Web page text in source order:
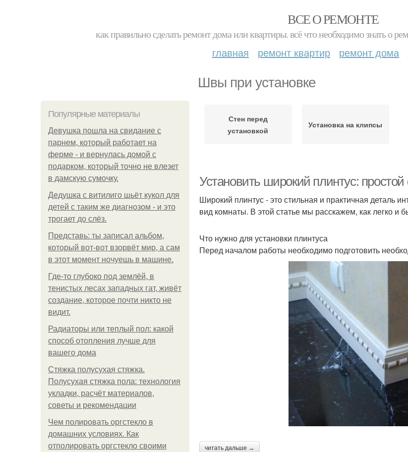
ВСЕ О РЕМОНТЕ
как правильно сделать ремонт дома или квартиры. всё что необходимо знать о
главная ремонт квартир ремонт дома
Швы при установке
Популярные материалы
Девушка пошла на свидание с
парнем, который работает на
ферме - и вернулась домой с
подарком, который точно не влезет
в дамскую сумочку.
Дедушка с витилиго шьёт кукол для
детей с таким же диагнозом - и это
трогает до слёз.
Представь: ты записал альбом,
который вот-вот взорвёт мир, а сам
в этот момент ночуешь в машине.
Где-то глубоко под землёй, в
тенистых лесах западных гат, живёт
создание, которое почти никто не
видит.
Радиаторы или теплый пол: какой
способ отопления лучше для
вашего дома
Стяжка полусухая стяжка.
Полусухая стяжка пола: технология
укладки, расчёт материалов,
советы и рекомендации
Чем полировать оргстекло в
домашних условиях. Как
отполировать оргстекло своими
Стен перед
установкой
Установка на клипсы
Установить широкий плинтус:
Широкий плинтус - это стильная и практичная деталь
вид комнаты. В этой статье мы расскажем, как легко и
Что нужно для установки плинтуса
Перед началом работы необходимо подготовить
читать дальше →